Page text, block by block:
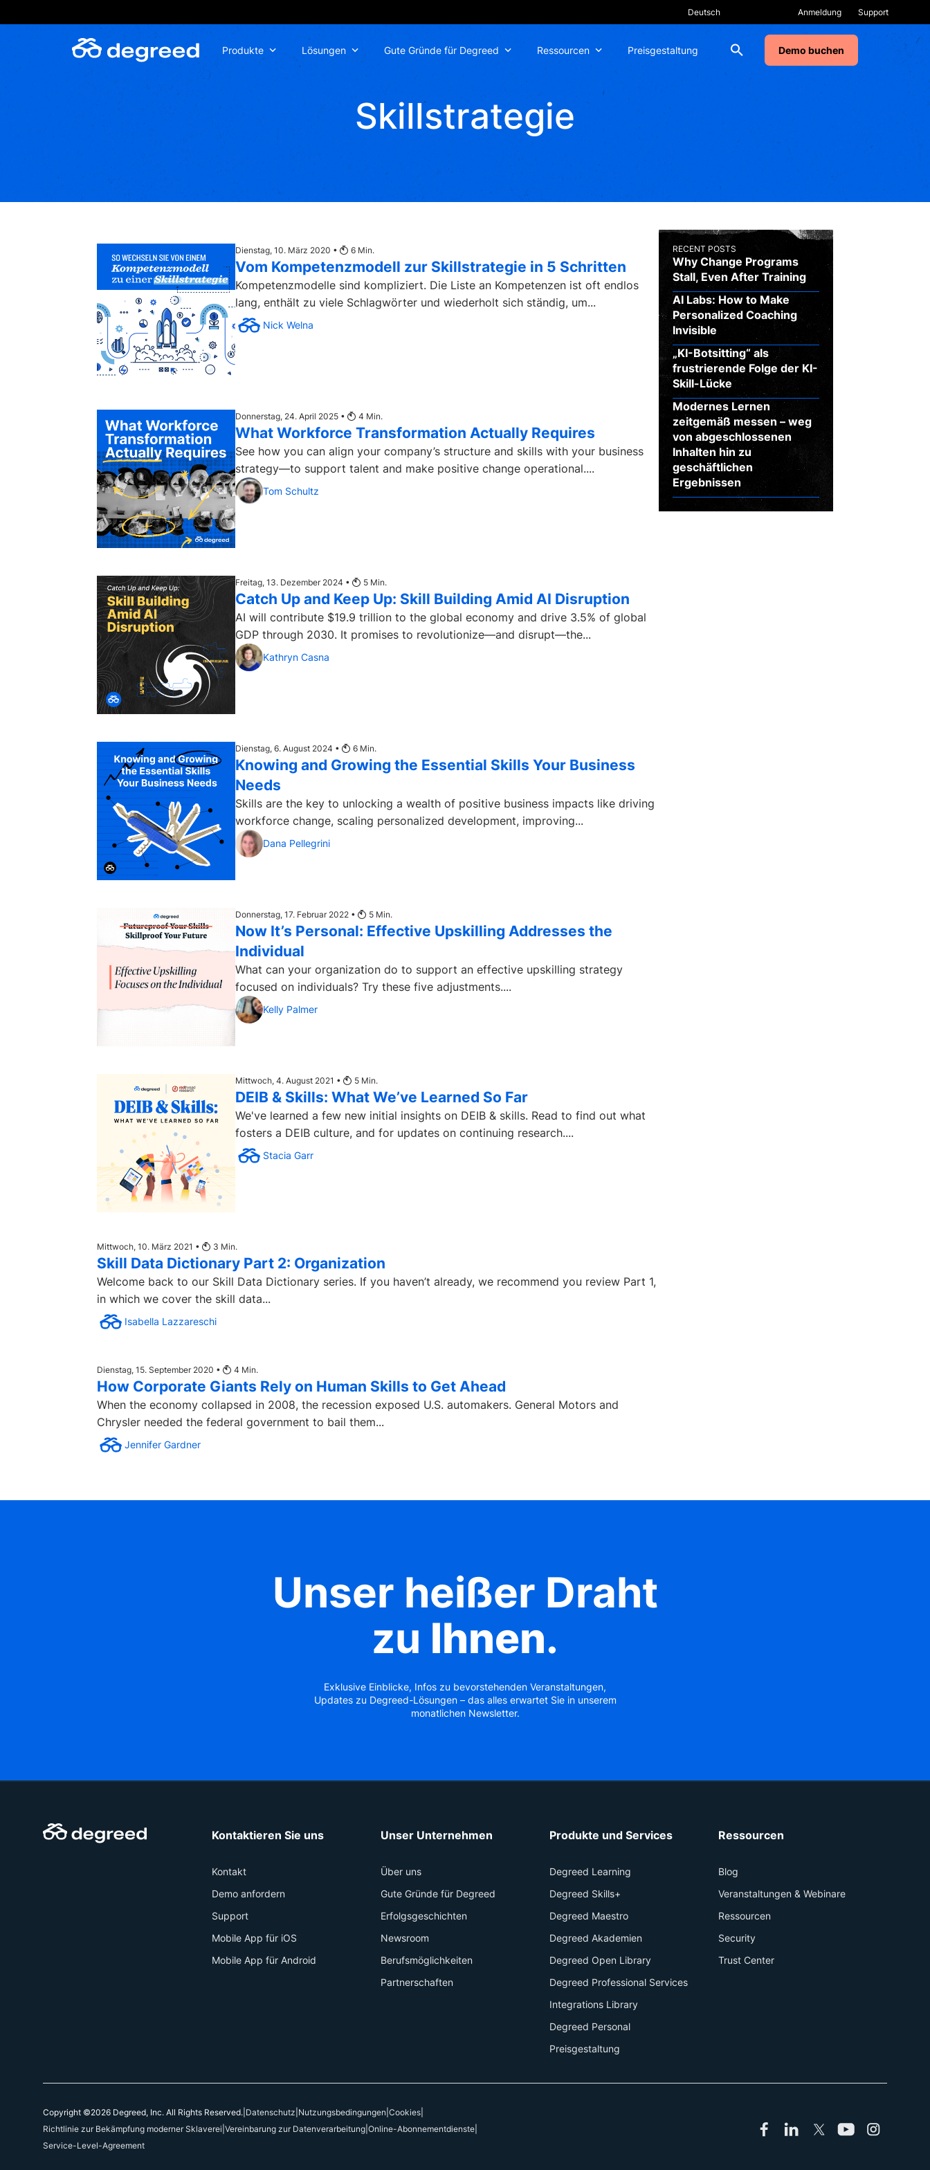
Inhalt
Anmeldung Support
Produkte Lösungen Gute Gründe für Degreed Ressourcen Preisgestaltung Demo buchen
Skillstrategie
Dienstag, 10. März 2020 • 6 Min.
Vom Kompetenzmodell zur Skillstrategie in 5 Schritten
Kompetenzmodelle sind kompliziert. Die Liste an Kompetenzen ist oft endlos
lang, enthält zu viele Schlagwörter und wiederholt sich ständig, um...
Nick Welna
Donnerstag, 24. April 2025 • 4 Min.
What Workforce Transformation Actually Requires
See how you can align your company’s structure and skills with your business
strategy—to support talent and make positive change operational....
Tom Schultz
Freitag, 13. Dezember 2024 • 5 Min.
Catch Up and Keep Up: Skill Building Amid AI Disruption
AI will contribute $19.9 trillion to the global economy and drive 3.5% of global
GDP through 2030. It promises to revolutionize—and disrupt—the...
Kathryn Casna
Dienstag, 6. August 2024 • 6 Min.
Knowing and Growing the Essential Skills Your Business
Needs
Skills are the key to unlocking a wealth of positive business impacts like driving
workforce change, scaling personalized development, improving...
Dana Pellegrini
Donnerstag, 17. Februar 2022 • 5 Min.
Now It’s Personal: Effective Upskilling Addresses the
Individual
What can your organization do to support an effective upskilling strategy
focused on individuals? Try these five adjustments....
Kelly Palmer
Mittwoch, 4. August 2021 • 5 Min.
DEIB & Skills: What We’ve Learned So Far
We've learned a few new initial insights on DEIB & skills. Read to find out what
fosters a DEIB culture, and for updates on continuing research....
Stacia Garr
Mittwoch, 10. März 2021 • 3 Min.
Skill Data Dictionary Part 2: Organization
Welcome back to our Skill Data Dictionary series. If you haven’t already, we recommend you review Part 1,
in which we cover the skill data...
Isabella Lazzareschi
Dienstag, 15. September 2020 • 4 Min.
How Corporate Giants Rely on Human Skills to Get Ahead
When the economy collapsed in 2008, the recession exposed U.S. automakers. General Motors and
Chrysler needed the federal government to bail them...
Jennifer Gardner
RECENT POSTS
Why Change Programs
Stall, Even After Training
AI Labs: How to Make
Personalized Coaching
Invisible
„KI-Botsitting“ als
frustrierende Folge der KI-
Skill-Lücke
Modernes Lernen
zeitgemäß messen – weg
von abgeschlossenen
Inhalten hin zu
geschäftlichen
Ergebnissen
Unser heißer Draht
zu Ihnen.
Exklusive Einblicke, Infos zu bevorstehenden Veranstaltungen,
Updates zu Degreed-Lösungen – das alles erwartet Sie in unserem
monatlichen Newsletter.
Kontaktieren Sie uns
Kontakt
Demo anfordern
Support
Mobile App für iOS
Mobile App für Android
Unser Unternehmen
Über uns
Gute Gründe für Degreed
Erfolgsgeschichten
Newsroom
Berufsmöglichkeiten
Partnerschaften
Produkte und Services
Degreed Learning
Degreed Skills+
Degreed Maestro
Degreed Akademien
Degreed Open Library
Degreed Professional Services
Integrations Library
Degreed Personal
Preisgestaltung
Ressourcen
Blog
Veranstaltungen & Webinare
Ressourcen
Security
Trust Center
Copyright ©2026 Degreed, Inc. All Rights Reserved. Datenschutz Nutzungsbedingungen Cookies
Richtlinie zur Bekämpfung moderner Sklaverei Vereinbarung zur Datenverarbeitung Online-Abonnementdienste
Service-Level-Agreement